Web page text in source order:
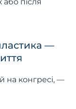
—
на конгресі, —